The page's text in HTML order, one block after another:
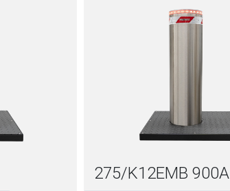
275/K12EMB 900A